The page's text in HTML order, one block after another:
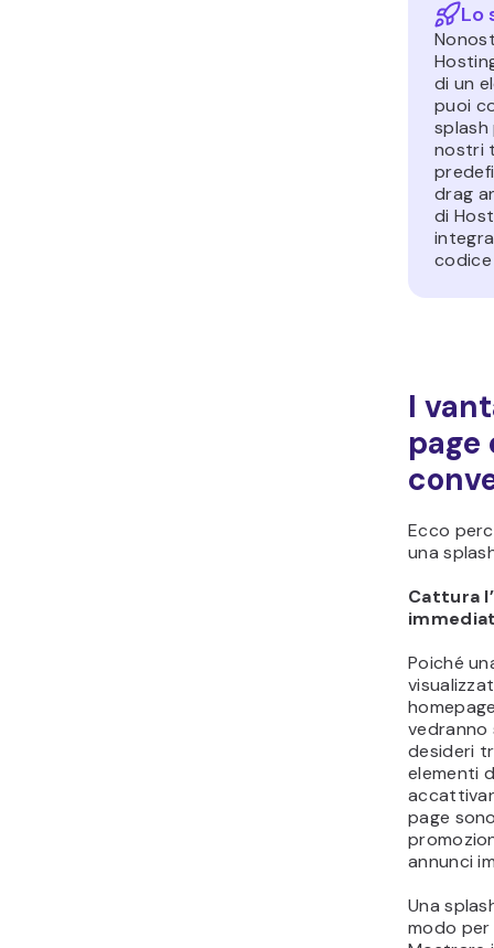
Lo
di un
puoi
splash
nostri
drag
di
I
page
Ecco
una
Cattura
Poiché
vedranno
desideri
elementi
page
annunci
Una
modo per